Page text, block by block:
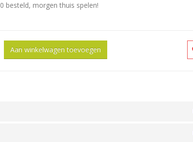
besteld, morgen thuis spelen!